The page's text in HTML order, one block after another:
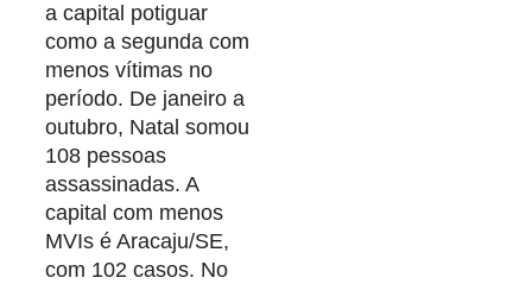
a capital potiguar
como a segunda com
menos vítimas no
período. De janeiro a
outubro, Natal somou
108 pessoas
assassinadas. A
capital com menos
MVIs é Aracaju/SE,
com 102 casos. No